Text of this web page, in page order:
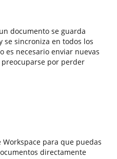
documento se guarda
sincroniza en todos los
es necesario enviar nuevas
por perder
Workspace para que puedas
directamente